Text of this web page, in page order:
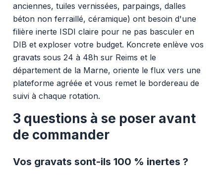
anciennes, tuiles vernissées, parpaings, dalles
béton non ferraillé, céramique) ont besoin d'une
filière inerte ISDI claire pour ne pas basculer en
DIB et exploser votre budget. Koncrete enlève vos
gravats sous 24 à 48h sur Reims et le
département de la Marne, oriente le flux vers une
plateforme agréée et vous remet le bordereau de
suivi à chaque rotation.
3 questions à se poser avant
de commander
Vos gravats sont-ils 100 % inertes ?